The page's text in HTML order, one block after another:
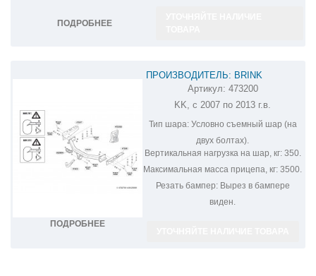
ПОДРОБНЕЕ
ПОДРОБНЕЕ
ПРОИЗВОДИТЕЛЬ: BRINK
ФАРКОП НА JEEP CHEROKEE KK
473200
Артикул: 473200
KK, с 2007 по 2013 г.в.
Тип шара:Условно съемный шар (на
двух болтах).
Вертикальная нагрузка на шар, кг:350.
Максимальная масса прицепа, кг: 3500.
Резать бампер:Вырез в бампере
виден.